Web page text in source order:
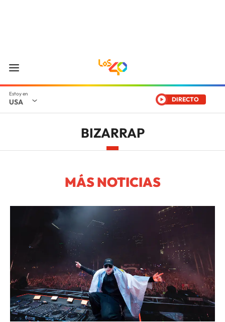
USA DIRECTO
BIZARRAP
MÁS NOTICIAS